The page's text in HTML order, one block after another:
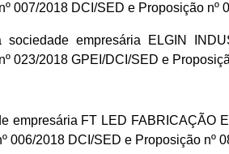
007/2018 DCI/SED e Proposição nº
empresária ELGIN
023/2018 GPEI/DCI/SED e
empresária FT LED
006/2018 DCI/SED e Proposição nº